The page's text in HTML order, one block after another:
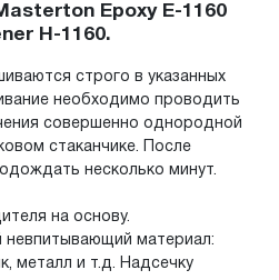
Epoxy E-1160
H-1160.
строго в указанных
необходимо проводить
совершенно однородной
стаканчике. После
несколько минут.
на основу.
материал:
металл и т.д. Надсечку